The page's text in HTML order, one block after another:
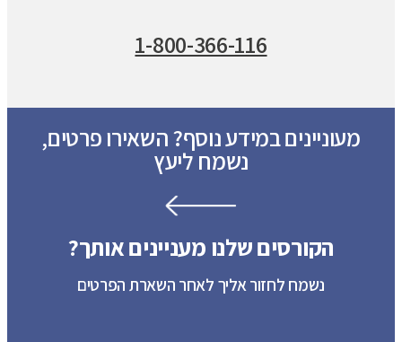
1-800-366-116
מעוניינים במידע נוסף? השאירו פרטים,
נשמח ליעץ
הקורסים שלנו מעניינים אותך?
נשמח לחזור אליך לאחר השארת הפרטים